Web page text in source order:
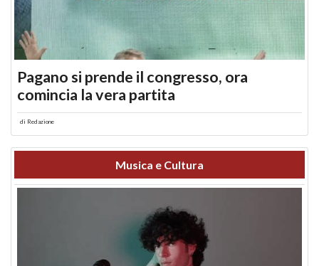
Pagano si prende il congresso, ora
comincia la vera partita
di Redazione
Musica e Cultura